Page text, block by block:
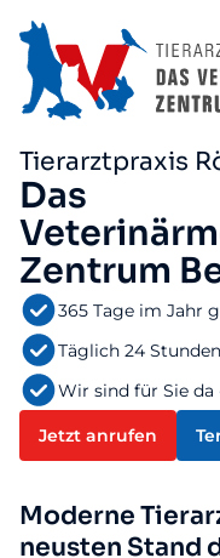
Tierarztpraxis
Das
Zentrum
365 Tage im Jahr
Täglich 24
Wir sind für Sie
Jetzt anrufen
Moderne
neusten Stand